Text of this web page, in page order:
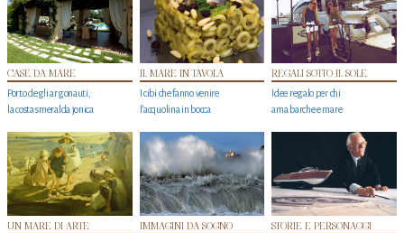
CASE DA MARE
Porto degli argonauti,
la costa smeralda jonica
IL MARE IN TAVOLA
I cibi che fanno venire
l’acquolina in bocca
REGALI SOTTO IL SOLE
Idee regalo per chi
ama barche e mare
UN MARE DI ARTE IMMAGINI DA SOGNO STORIE E PERSONAGGI